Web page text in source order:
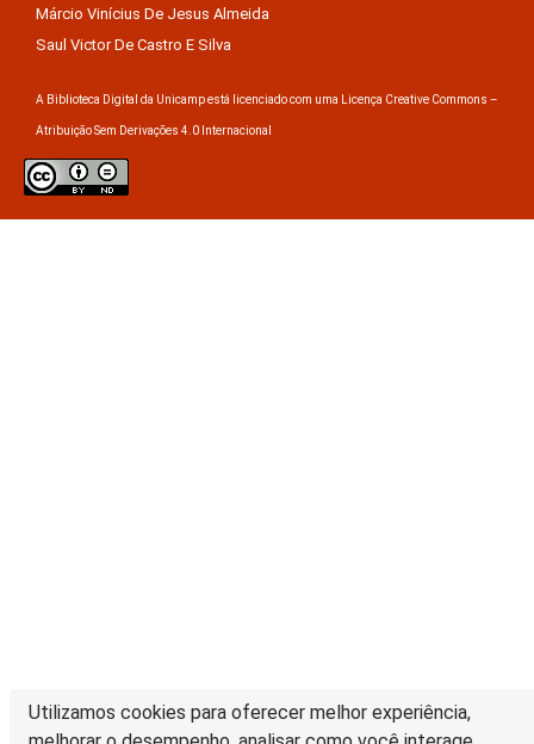
Utilizamos cookies para oferecer melhor experiência,
Márcio Vinícius De Jesus Almeida
Saul Victor De Castro E Silva
A Biblioteca Digital da Unicamp está licenciado com uma Licença Creative Commons –
Atribuição Sem Derivações 4.0 Internacional